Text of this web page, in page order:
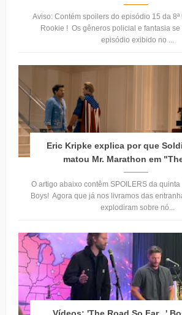
Aviso: Contém spoilers do episódio 15 da
Rookie ! Os gêneros policial e fantasia se
episódio exibido no ...
Eric Kripke explica por que
matou Mr. Marathon em
O artigo abaixo contêm SPOILERS da
Boys! Agora que já nos livramos das
explodiram sobre nó...